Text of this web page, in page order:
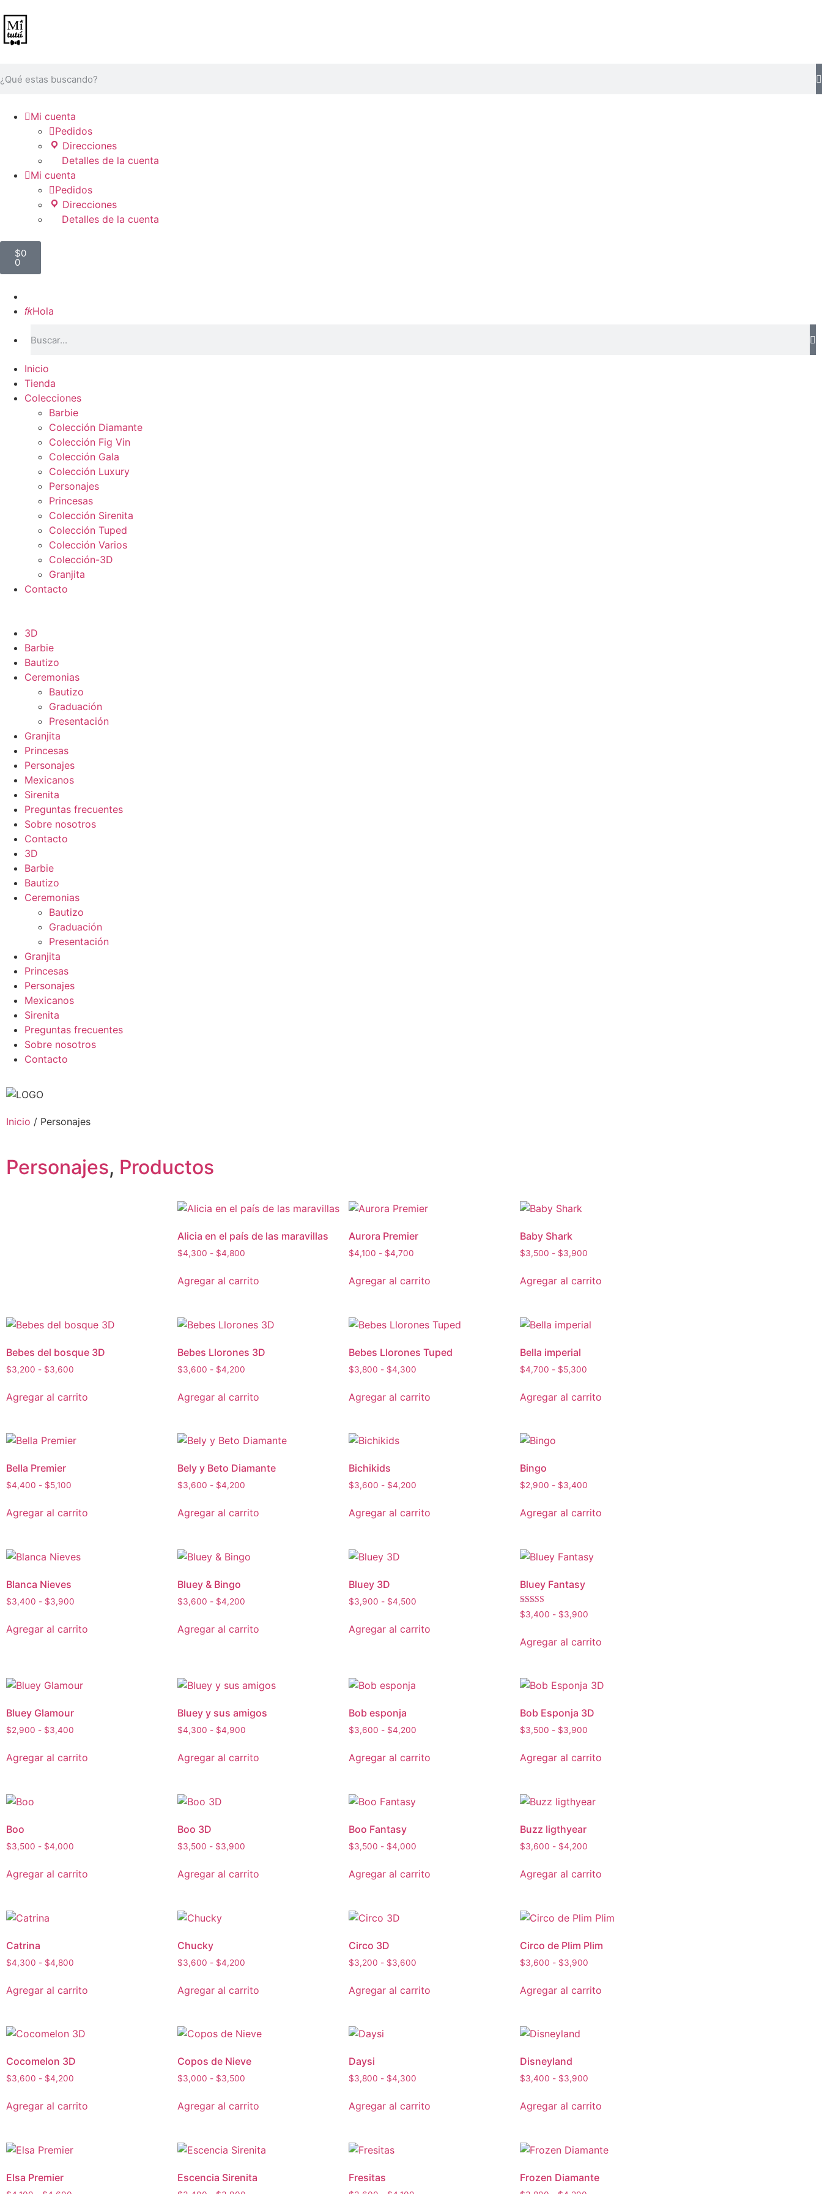
Mi cuenta
Pedidos
Direcciones
Detalles de la cuenta
Mi cuenta
Pedidos
Direcciones
Detalles de la cuenta
$0
0
Hola
Inicio
Tienda
Colecciones
Barbie
Colección Diamante
Colección Fig Vin
Colección Gala
Colección Luxury
Personajes
Princesas
Colección Sirenita
Colección Tuped
Colección Varios
Colección-3D
Granjita
Contacto
3D
Barbie
Bautizo
Ceremonias
Bautizo
Graduación
Presentación
Granjita
Princesas
Personajes
Mexicanos
Sirenita
Preguntas frecuentes
Sobre nosotros
Contacto
3D
Barbie
Bautizo
Ceremonias
Bautizo
Graduación
Presentación
Granjita
Princesas
Personajes
Mexicanos
Sirenita
Preguntas frecuentes
Sobre nosotros
Contacto
Inicio / Personajes
Personajes, Productos
Alicia en el país de las maravillas
$4,300 - $4,800
Agregar al carrito
Aurora Premier
$4,100 - $4,700
Agregar al carrito
Baby Shark
$3,500 - $3,900
Agregar al carrito
Bebes del bosque 3D
$3,200 - $3,600
Agregar al carrito
Bebes Llorones 3D
$3,600 - $4,200
Agregar al carrito
Bebes Llorones Tuped
$3,800 - $4,300
Agregar al carrito
Bella imperial
$4,700 - $5,300
Agregar al carrito
Bella Premier
$4,400 - $5,100
Agregar al carrito
Bely y Beto Diamante
$3,600 - $4,200
Agregar al carrito
Bichikids
$3,600 - $4,200
Agregar al carrito
Bingo
$2,900 - $3,400
Agregar al carrito
Blanca Nieves
$3,400 - $3,900
Agregar al carrito
Bluey & Bingo
$3,600 - $4,200
Agregar al carrito
Bluey 3D
$3,900 - $4,500
Agregar al carrito
Bluey Fantasy
Valorado en
5.00
$3,400 - $3,900
Agregar al carrito
Bluey Glamour
$2,900 - $3,400
Agregar al carrito
Bluey y sus amigos
$4,300 - $4,900
Agregar al carrito
Bob esponja
$3,600 - $4,200
Agregar al carrito
Bob Esponja 3D
$3,500 - $3,900
Agregar al carrito
Boo
$3,500 - $4,000
Agregar al carrito
Boo 3D
$3,500 - $3,900
Agregar al carrito
Boo Fantasy
$3,500 - $4,000
Agregar al carrito
Buzz ligthyear
$3,600 - $4,200
Agregar al carrito
Catrina
$4,300 - $4,800
Agregar al carrito
Chucky
$3,600 - $4,200
Agregar al carrito
Circo 3D
$3,200 - $3,600
Agregar al carrito
Circo de Plim Plim
$3,600 - $3,900
Agregar al carrito
Cocomelon 3D
$3,600 - $4,200
Agregar al carrito
Copos de Nieve
$3,000 - $3,500
Agregar al carrito
Daysi
$3,800 - $4,300
Agregar al carrito
Disneyland
$3,400 - $3,900
Agregar al carrito
Elsa Premier Escencia Sirenita Fresitas Frozen Diamante